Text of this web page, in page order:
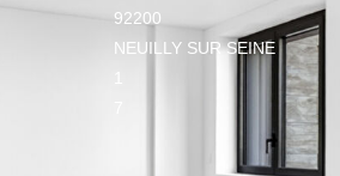
92200
NEUILLY SUR SEINE